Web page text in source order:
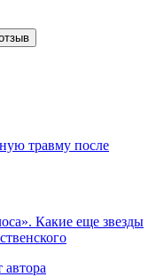
травму после
Какие еще звезды